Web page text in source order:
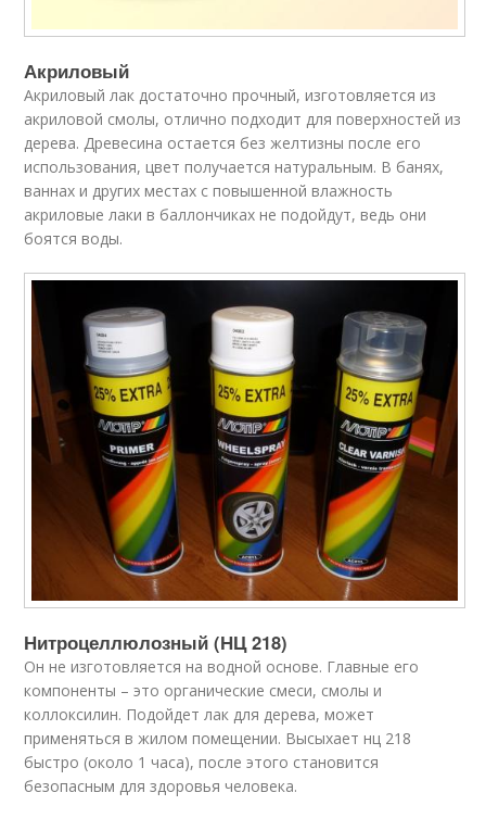
Акриловый
Акриловый лак достаточно прочный, изготовляется из
акриловой смолы, отлично подходит для поверхностей из
дерева. Древесина остается без желтизны после его
использования, цвет получается натуральным. В банях,
ваннах и других местах с повышенной влажность
акриловые лаки в баллончиках не подойдут, ведь они
боятся воды.
Нитроцеллюлозный (НЦ 218)
Он не изготовляется на водной основе. Главные его
компоненты – это органические смеси, смолы и
коллоксилин. Подойдет лак для дерева, может
применяться в жилом помещении. Высыхает нц 218
быстро (около 1 часа), после этого становится
безопасным для здоровья человека.